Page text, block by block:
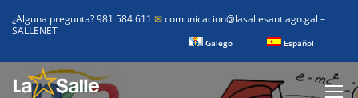
¿Alguna pregunta? 981 584 611 ✉comunicacion@lasallesantiago.gal –
SALLENET
Galego Español